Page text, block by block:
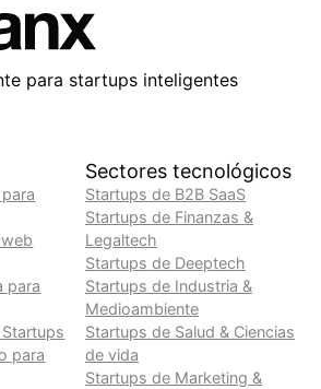
para startups inteligentes
para
para
Sectores tecnológicos
Startups de B2B SaaS
Startups de Finanzas &
Legaltech
Startups de Deeptech
Startups de Industria &
Medioambiente
Startups de Salud & Ciencias
de vida
Startups de Marketing &